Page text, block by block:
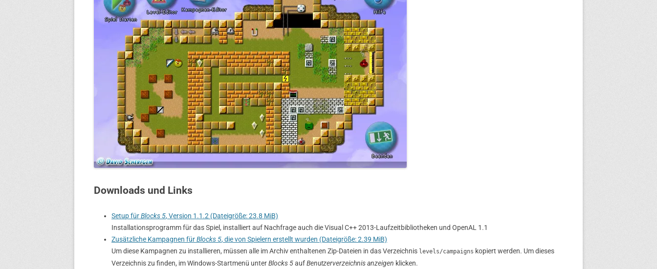
Downloads und Links
Setup fürBlocks 5, Version 1.1.2 (Dateigröße: 23.8 MiB)
Installationsprogramm für das Spiel, installiert auf Nachfrage auch die Visual C++ 2013-Laufzeitbibliotheken und OpenAL 1.1
Zusätzliche Kampagnen fürBlocks 5, die von Spielern erstellt wurden (Dateigröße: 2.39 MiB)
Um diese Kampagnen zu installieren, müssen alle im Archiv enthaltenen Zip-Dateien in das Verzeichnis levels/campaigns kopiert werden. Um dieses
Verzeichnis zu finden, im Windows-Startmenü unterBlocks 5aufBenutzerverzeichnis anzeigen klicken.